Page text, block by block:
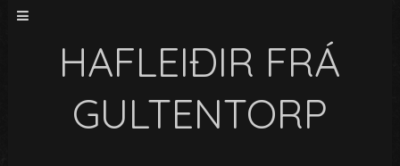
HAFLEIÐIR FRÁ
GULTENTORP